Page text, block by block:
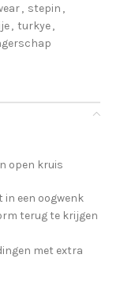
, stepin ,
, turkye,
open kruis
in een oogwenk
terug te krijgen
met extra